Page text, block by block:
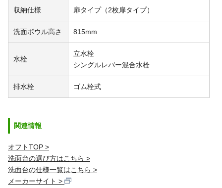
収納仕様 扉タイプ（2枚扉タイプ）
洗面ボウル高さ 815mm
水栓
立水栓
シングルレバー混合水栓
排水栓 ゴム栓式
関連情報
オフトTOP
洗面台の選び方はこちら
洗面台の仕様一覧はこちら
メーカーサイト